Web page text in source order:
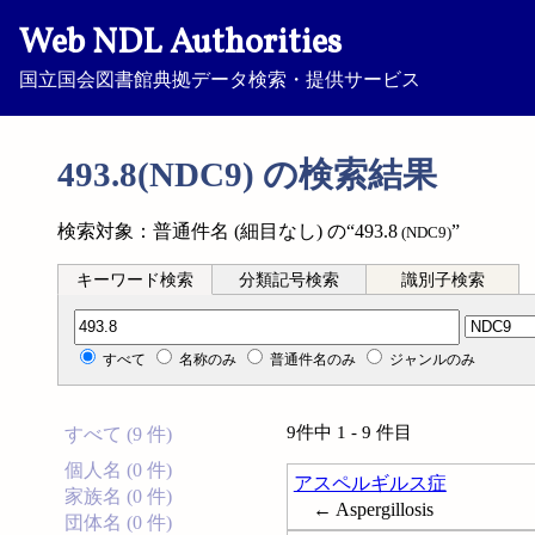
Web NDL Authorities
国立国会図書館典拠データ検索・提供サービス
493.8(NDC9) の検索結果
検索対象：普通件名 (細目なし) の“493.8 (NDC9)”
キーワード検索 分類記号検索 識別子検索
分類記号検索
すべて 名称のみ 普通件名のみ ジャンルのみ
すべて (9 件)
個人名 (0 件)
家族名 (0 件)
団体名 (0 件)
9件中 1 - 9 件目
アスペルギルス症
← Aspergillosis